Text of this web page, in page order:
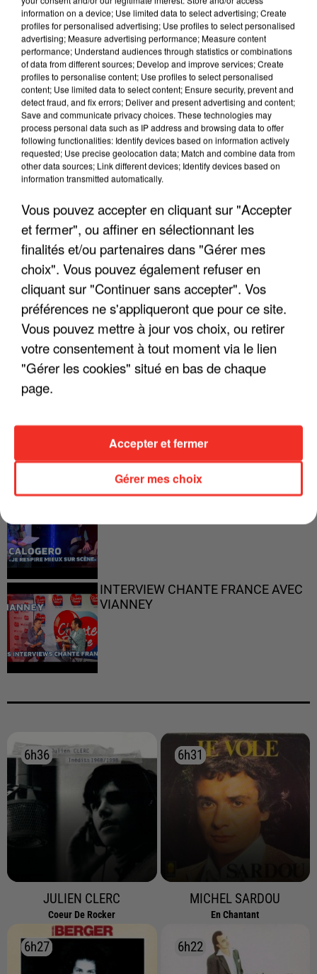
LES INTERVIEWS CHANTE
FRANCE
Voir plus
"JE SUIS À DISPOSITION DES
ENFOIRÉS"
"ON A TOUS LE TRAC"
"JE RESPIRE MIEUX SUR SCÈNE" -
INTERVIEW CHANTE FRANCE AVEC
VIANNEY
6h36
6h36
JULIEN CLERC
Coeur De Rocker
6h31
6h31
MICHEL SARDOU
En Chantant
6h27
6h27 6h22
6h22
information on a device; Use limited data to select advertising; Create
profiles for personalised advertising; Use profiles to select personalised
advertising; Measure advertising performance; Measure content
performance; Understand audiences through statistics or combinations
of data from different sources; Develop and improve services; Create
profiles to personalise content; Use profiles to select personalised
content; Use limited data to select content; Ensure security, prevent and
detect fraud, and fix errors; Deliver and present advertising and content;
Save and communicate privacy choices. These technologies may
process personal data such as IP address and browsing data to offer
following functionalities: Identify devices based on information actively
requested; Use precise geolocation data; Match and combine data from
other data sources; Link different devices; Identify devices based on
information transmitted automatically.
Vous pouvez accepter en cliquant sur "Accepter
et fermer", ou affiner en sélectionnant les
finalités et/ou partenaires dans "Gérer mes
choix". Vous pouvez également refuser en
cliquant sur "Continuer sans accepter". Vos
préférences ne s'appliqueront que pour ce site.
Vous pouvez mettre à jour vos choix, ou retirer
votre consentement à tout moment via le lien
"Gérer les cookies" situé en bas de chaque
page.
Gérer mes choix
Accepter et fermer